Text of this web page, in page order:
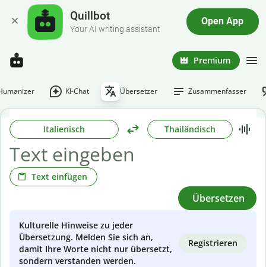
Quillbot
Your AI writing assistant
Open App
Premium
KI-Chat Übersetzer Zusammenfasser
Italienisch Thailändisch
Text einfügen
Übersetzen
Kulturelle Hinweise zu jeder
Übersetzung. Melden Sie sich an,
damit Ihre Worte nicht nur übersetzt,
sondern verstanden werden.
Registrieren